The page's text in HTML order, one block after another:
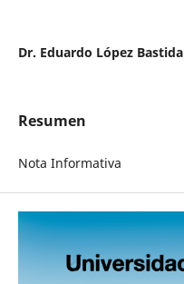
Dr. Eduardo López Bastida
Resumen
Nota Informativa